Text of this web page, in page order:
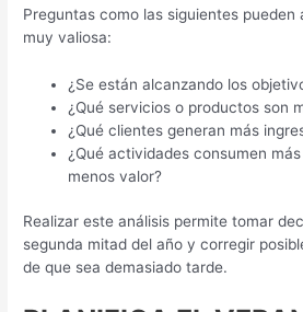
Preguntas como las siguientes pueden
muy valiosa:
¿Se están alcanzando los
¿Qué servicios o productos son
¿Qué clientes generan más
¿Qué actividades consumen
menos valor?
Realizar este análisis permite tomar
segunda mitad del año y corregir
de que sea demasiado tarde.